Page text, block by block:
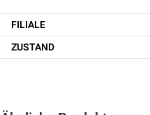
FILIALE
ZUSTAND